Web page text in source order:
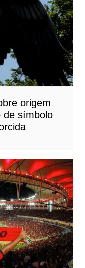
origem
de símbolo